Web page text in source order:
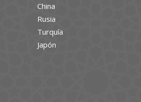
China
Rusia
Turquía
Japón